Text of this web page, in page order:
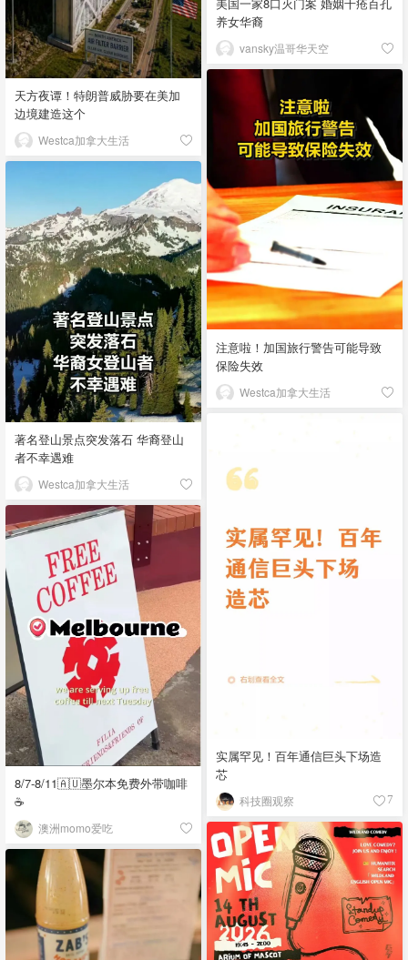
养女华裔
vansky温哥华天空
天方夜谭！特朗普威胁要在美加
边境建造这个
Westca加拿大生活
注意啦！加国旅行警告可能导致
保险失效
Westca加拿大生活
著名登山景点突发落石 华裔登山
者不幸遇难
Westca加拿大生活
实属罕见！百年通信巨头下场造
芯
科技圈观察 7
8/7-8/11🇦🇺墨尔本免费外带咖啡
☕
澳洲momo爱吃